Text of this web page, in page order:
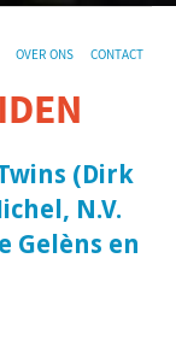
OVER ONS CONTACT
(Dirk
N.V.
Gelèns en